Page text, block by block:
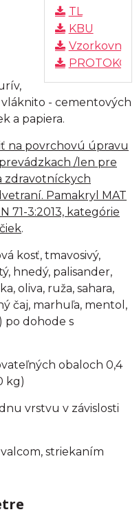
TL
KBU
Vzorkovník
PROTOKOL
- cementových
a papiera.
na povrchovú úpravu
/len pre
zdravotníckych
Pamakryl MAT
71-3:2013, kategórie
.
kosť, tmavosivý,
hnedý, palisander,
oliva, ruža, sahara,
čaj, marhuľa, mentol,
po dohode s
obaloch 0,4
kg)
vrstvu v závislosti
striekaním